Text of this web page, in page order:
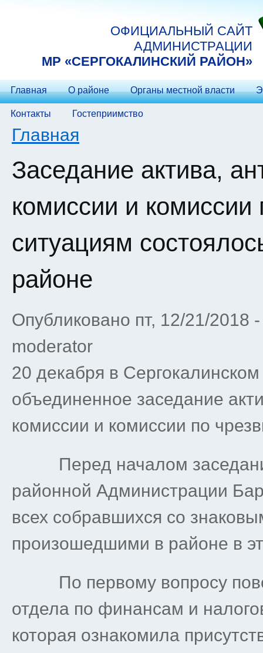
ОФИЦИАЛЬНЫЙ САЙТ
АДМИНИСТРАЦИИ
МP «СЕРГОКАЛИНСКИЙ РАЙОН»
Главная О районе Органы местной власти
Контакты Гостеприимство
Вы здесь
Главная
Заседание актива,
комиссии и
ситуациям
районе
Опубликовано пт, 12/21/2018
moderator
20 декабря в
объединенное заседание
комиссии и комиссии по
Перед началом
районной Администрации
всех собравшихся со
произошедшими в районе в
По первому вопросу
отдела по финансам и
которая ознакомила